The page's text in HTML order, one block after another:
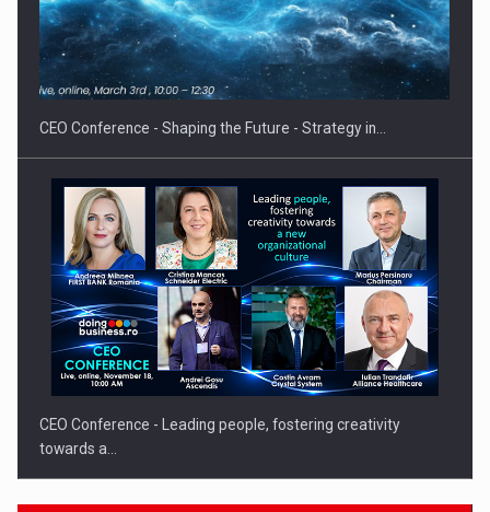
Hard Enduro Piatra Craiului 2026, fueled by benzinariile RO…
CEO Conference - Shaping the Future - Strategy in…
CEO Conference - Leading people, fostering creativity
towards a…